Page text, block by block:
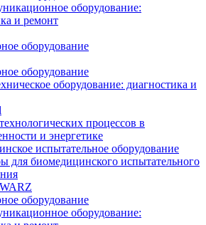
оборудование:
и ремонт
оборудование
оборудование
оборудование: диагностика и
процессов в
и энергетике
испытательное оборудование
для биомедицинского испытательного
оборудование
оборудование: